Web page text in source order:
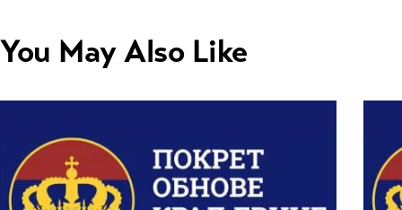
You May Also Like